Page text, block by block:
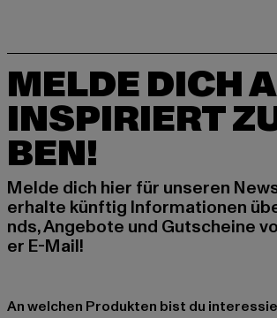
MELDE DICH
INSPIRIERT
BEN!
Melde dich hier für unseren
erhalte künftig Informationen
nds, Angebote und Gutscheine
er E-Mail!
An welchen Produkten bist du